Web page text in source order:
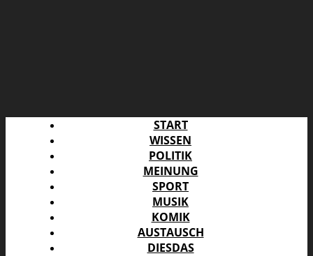
START
WISSEN
POLITIK
MEINUNG
SPORT
MUSIK
KOMIK
AUSTAUSCH
DIESDAS